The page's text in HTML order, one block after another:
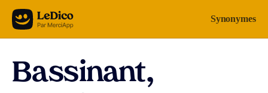
Aller au contenu Synonymes
Bassinant,